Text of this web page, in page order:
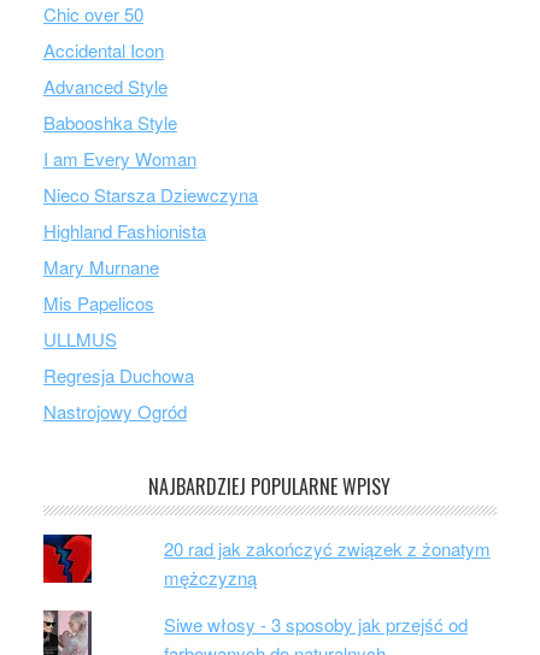
Chic over 50
Accidental Icon
Advanced Style
Babooshka Style
I am Every Woman
Nieco Starsza Dziewczyna
Highland Fashionista
Mary Murnane
Mis Papelicos
ULLMUS
Regresja Duchowa
Nastrojowy Ogród
NAJBARDZIEJ POPULARNE WPISY
20 rad jak zakończyć związek z żonatym
mężczyzną
Siwe włosy - 3 sposoby jak przejść od